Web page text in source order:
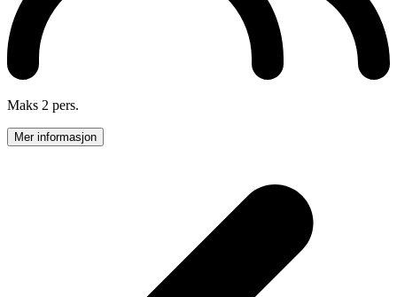
Maks 2 pers.
Mer informasjon